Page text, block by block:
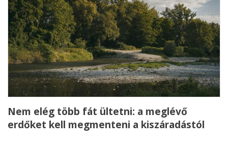
Nem elég több fát ültetni: a meglévő
erdőket kell megmenteni a kiszáradástól